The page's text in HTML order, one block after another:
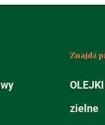
Znajdź
zielne